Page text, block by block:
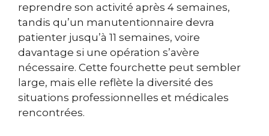
reprendre son activité après 4 semaines,
tandis qu’un manutentionnaire devra
patienter jusqu’à 11 semaines, voire
davantage si une opération s’avère
nécessaire. Cette fourchette peut sembler
large, mais elle reflète la diversité des
situations professionnelles et médicales
rencontrées.